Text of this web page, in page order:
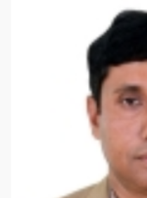
Kazi
Rahma্‌n ,
of
Education